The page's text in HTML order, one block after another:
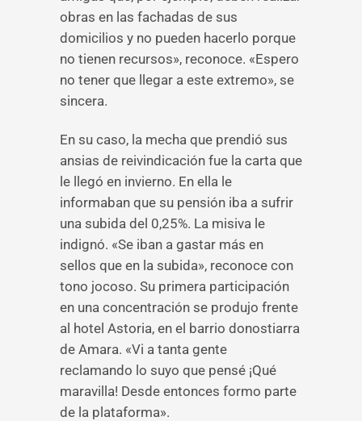
obras en las fachadas de sus
domicilios y no pueden hacerlo porque
no tienen recursos», reconoce. «Espero
no tener que llegar a este extremo», se
sincera.
En su caso, la mecha que prendió sus
ansias de reivindicación fue la carta que
le llegó en invierno. En ella le
informaban que su pensión iba a sufrir
una subida del 0,25%. La misiva le
indignó. «Se iban a gastar más en
sellos que en la subida», reconoce con
tono jocoso. Su primera participación
en una concentración se produjo frente
al hotel Astoria, en el barrio donostiarra
de Amara. «Vi a tanta gente
reclamando lo suyo que pensé ¡Qué
maravilla! Desde entonces formo parte
de la plataforma».